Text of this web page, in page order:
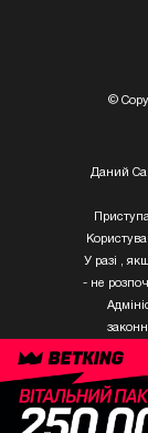
©
Даний
У разі ,
- не
Твори
бути